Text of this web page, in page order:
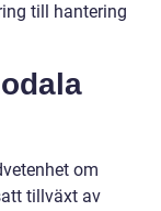
till hantering
om
tillväxt av